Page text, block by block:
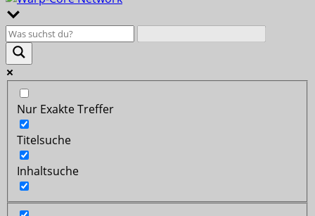
Nur Exakte Treffer
Titelsuche
Inhaltsuche